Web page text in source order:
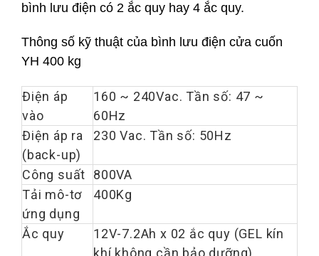
bình lưu điện có 2 ắc quy hay 4 ắc quy.
Thông số kỹ thuật của bình lưu điện cửa cuốn
YH 400 kg
Điện áp
vào
160 ~ 240Vac. Tần số: 47 ~
60Hz
Điện áp ra
(back-up)
230 Vac. Tần số: 50Hz
Công suất
800VA
Tải mô-tơ
ứng dụng
400Kg
Ắc quy
12V-7.2Ah x 02 ắc quy (GEL kín
khí không cần bảo dưỡng)